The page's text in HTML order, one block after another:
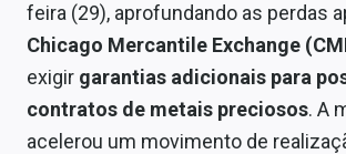
Economia
Empresas
Brasil
feira (29), aprofundando as perdas
Chicago Mercantile Exchange
exigir garantias adicionais para
contratos de metais preciosos. A
acelerou um movimento de